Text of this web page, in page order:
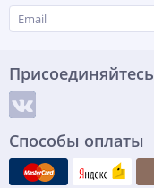
Присоединяйтесь
Способы оплаты